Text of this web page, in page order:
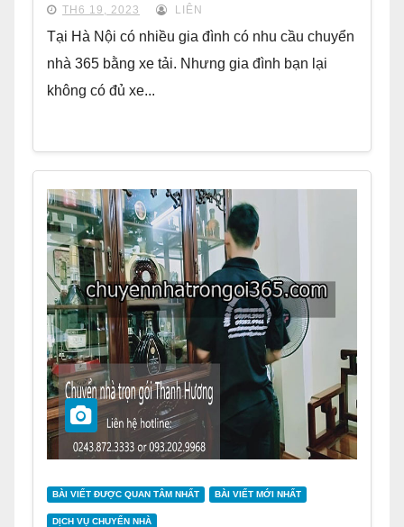
TH6 19, 2023 LIÊN
Tại Hà Nội có nhiều gia đình có nhu cầu chuyển
nhà 365 bằng xe tải. Nhưng gia đình bạn lại
không có đủ xe...
BÀI VIẾT ĐƯỢC QUAN TÂM NHẤT BÀI VIẾT MỚI NHẤT
DỊCH VỤ CHUYỂN NHÀ